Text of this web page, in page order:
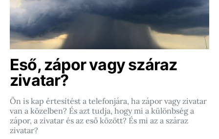
Eső, zápor vagy száraz
zivatar?
Ön is kap értesítést a telefonjára, ha zápor vagy zivatar
van a közelben? És azt tudja, hogy mi a különbség a
zápor, a zivatar és az eső között? És mi az a száraz
zivatar?